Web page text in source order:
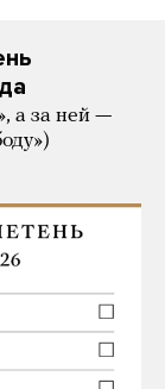
а за ней —